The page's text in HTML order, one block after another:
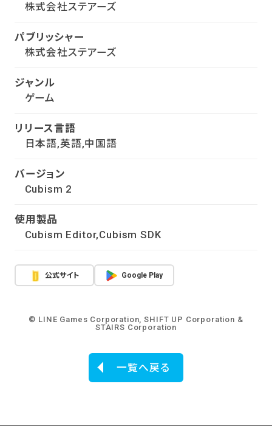
株式会社ステアーズ
パブリッシャー
株式会社ステアーズ
ジャンル
ゲーム
リリース言語
日本語,英語,中国語
バージョン
Cubism 2
使用製品
Cubism Editor,Cubism SDK
公式サイト Google Play
© LINE Games Corporation, SHIFT UP Corporation &
STAIRS Corporation
一覧へ戻る